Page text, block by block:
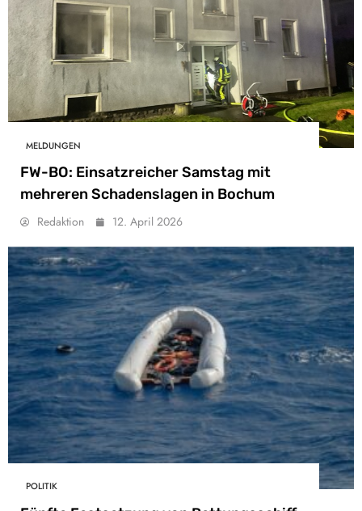
MELDUNGEN
FW-BO: Einsatzreicher Samstag mit
mehreren Schadenslagen in Bochum
Redaktion 12. April 2026
POLITIK